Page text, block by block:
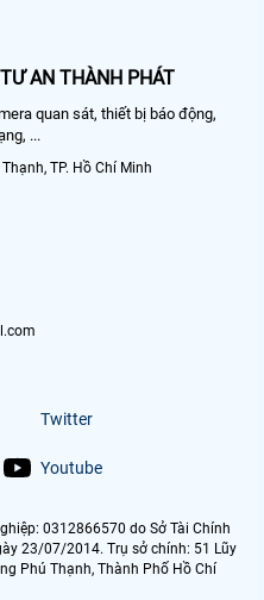
AN THÀNH PHÁT
quan sát, thiết bị báo động,
...
TP. Hồ Chí Minh
Twitter
Youtube
0312866570 do Sở Tài Chính
23/07/2014. Trụ sở chính: 51 Lũy
Phú Thạnh, Thành Phố Hồ Chí